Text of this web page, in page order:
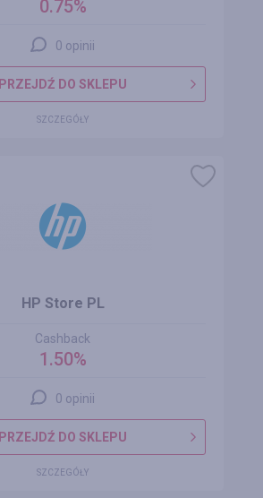
0.75%
0 opinii
PRZEJDŹ DO SKLEPU
SZCZEGÓŁY
HP Store PL
Cashback
1.50%
0 opinii
PRZEJDŹ DO SKLEPU
SZCZEGÓŁY